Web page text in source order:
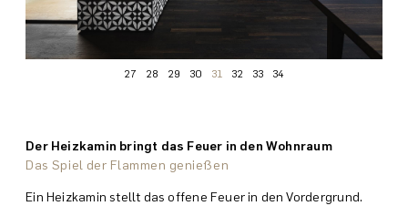
27 28 29 30 31 32 33 34
Der Heizkamin bringt das Feuer in den Wohnraum
Das Spiel der Flammen genießen
Ein Heizkamin stellt das offene Feuer in den Vorder­grund.